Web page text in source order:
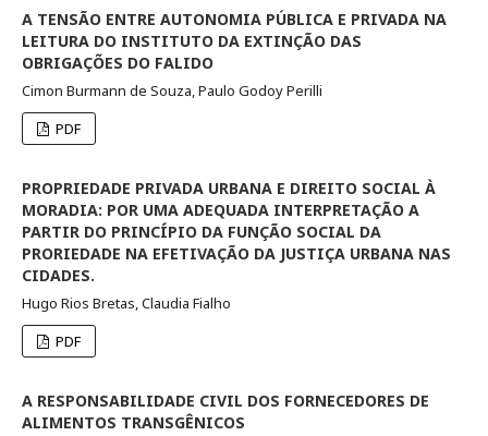
A TENSÃO ENTRE AUTONOMIA PÚBLICA E PRIVADA NA
LEITURA DO INSTITUTO DA EXTINÇÃO DAS
OBRIGAÇÕES DO FALIDO
Cimon Burmann de Souza, Paulo Godoy Perilli
PDF
PROPRIEDADE PRIVADA URBANA E DIREITO SOCIAL À
MORADIA: POR UMA ADEQUADA INTERPRETAÇÃO A
PARTIR DO PRINCÍPIO DA FUNÇÃO SOCIAL DA
PRORIEDADE NA EFETIVAÇÃO DA JUSTIÇA URBANA NAS
CIDADES.
Hugo Rios Bretas, Claudia Fialho
PDF
A RESPONSABILIDADE CIVIL DOS FORNECEDORES DE
ALIMENTOS TRANSGÊNICOS